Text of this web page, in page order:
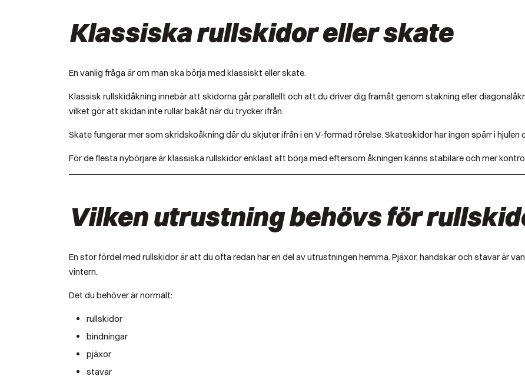
Klassiska rullskidor eller skate
En vanlig fråga är om man ska börja med klassiskt eller skate.
Klassisk rullskidåkning innebär att skidorna går parallellt och att du driver dig framåt genom stakning eller
vilket gör att skidan inte rullar bakåt när du trycker ifrån.
Skate fungerar mer som skridskoåkning där du skjuter ifrån i en V-formad rörelse. Skateskidor har ingen spärr i hjulen
För de flesta nybörjare är klassiska rullskidor enklast att börja med eftersom åkningen känns stabilare och mer
Vilken utrustning behövs för
En stor fördel med rullskidor är att du ofta redan har en del av utrustningen hemma. Pjäxor, handskar och stavar är
vintern.
Det du behöver är normalt:
rullskidor
bindningar
pjäxor
stavar